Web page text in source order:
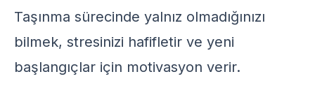
Taşınma sürecinde yalnız olmadığınızı
bilmek, stresinizi hafifletir ve yeni
başlangıçlar için motivasyon verir.